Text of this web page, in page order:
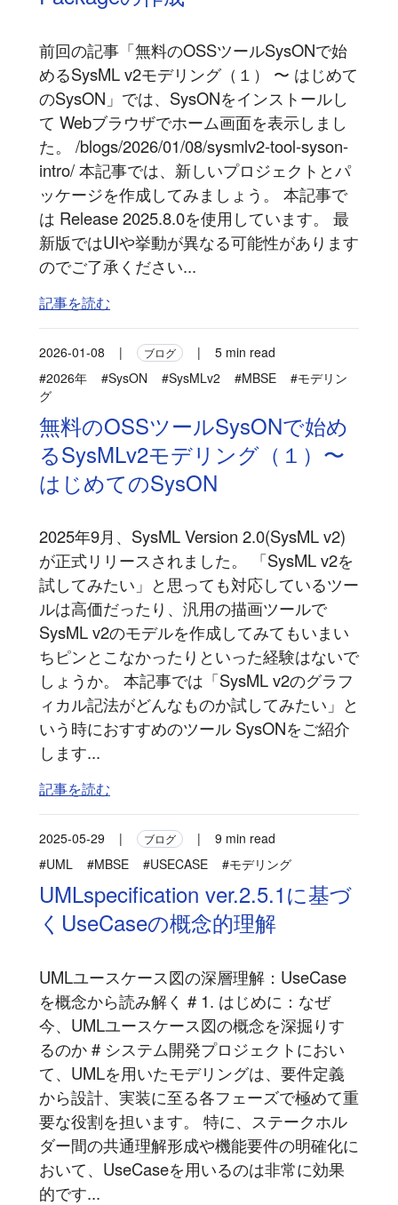
前回の記事「無料のOSSツールSysONで始
めるSysML v2モデリング（１） 〜 はじめて
のSysON」では、SysONをインストールし
て Webブラウザでホーム画面を表示しまし
た。 /blogs/2026/01/08/sysmlv2-tool-syson-
intro/ 本記事では、新しいプロジェクトとパ
ッケージを作成してみましょう。 本記事で
は Release 2025.8.0を使用しています。 最
新版ではUIや挙動が異なる可能性があります
のでご了承ください...
記事を読む
2026-01-08 | ブログ |
5 min read
#2026年
#SysON #SysMLv2 #MBSE
#モデリン
グ
無料のOSSツールSysONで始め
るSysMLv2モデリング（１）〜
はじめてのSysON
2025年9月、SysML Version 2.0(SysML v2)
が正式リリースされました。 「SysML v2を
試してみたい」と思っても対応しているツー
ルは高価だったり、汎用の描画ツールで
SysML v2のモデルを作成してみてもいまい
ちピンとこなかったりといった経験はないで
しょうか。 本記事では「SysML v2のグラフ
ィカル記法がどんなものか試してみたい」と
いう時におすすめのツール SysONをご紹介
します...
記事を読む
2025-05-29 | ブログ |
9 min read
#UML
#MBSE #USECASE #モデリング
UMLspecification ver.2.5.1に基づ
くUseCaseの概念的理解
UMLユースケース図の深層理解：UseCase
を概念から読み解く # 1. はじめに：なぜ
今、UMLユースケース図の概念を深掘りす
るのか # システム開発プロジェクトにおい
て、UMLを用いたモデリングは、要件定義
から設計、実装に至る各フェーズで極めて重
要な役割を担います。 特に、ステークホル
ダー間の共通理解形成や機能要件の明確化に
おいて、UseCaseを用いるのは非常に効果
的です...